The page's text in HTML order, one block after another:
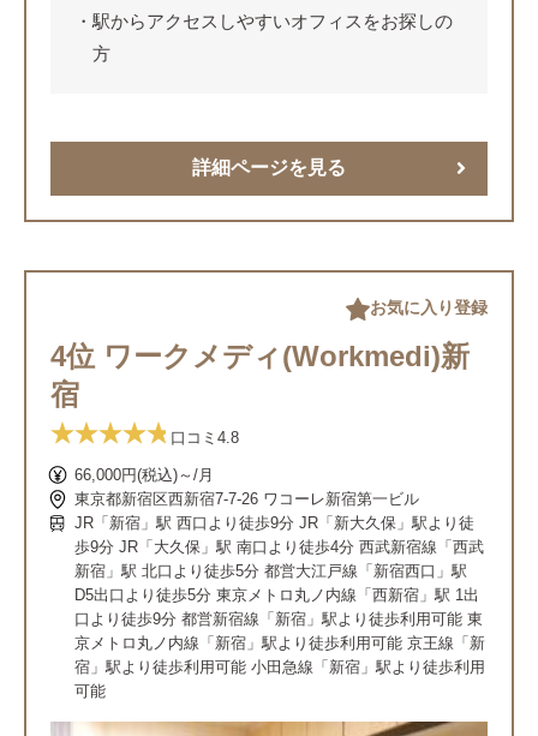
駅からアクセスしやすいオフィスをお探しの
方
詳細ページを見る
4位 ワークメディ(Workmedi)新
宿
口コミ 4.8
66,000円(税込)～/月
東京都新宿区西新宿7-7-26 ワコーレ新宿第一ビル
JR「新宿」駅 西口より徒歩9分 JR「新大久保」駅より徒
歩9分 JR「大久保」駅 南口より徒歩4分 西武新宿線「西武
新宿」駅 北口より徒歩5分 都営大江戸線「新宿西口」駅
D5出口より徒歩5分 東京メトロ丸ノ内線「西新宿」駅 1出
口より徒歩9分 都営新宿線「新宿」駅より徒歩利用可能 東
京メトロ丸ノ内線「新宿」駅より徒歩利用可能 京王線「新
宿」駅より徒歩利用可能 小田急線「新宿」駅より徒歩利用
可能
お気に入り登録